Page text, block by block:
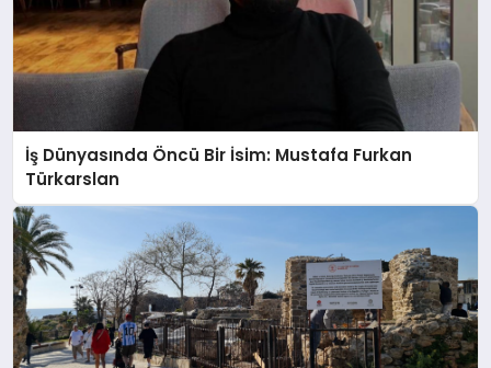
İş Dünyasında Öncü Bir İsim: Mustafa Furkan
Türkarslan